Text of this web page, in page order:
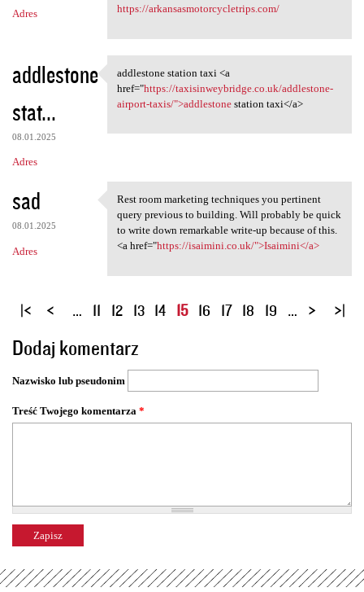
Adres
https://arkansasmotorcycletrips.com/
addlestone
stat...
08.01.2025
Adres
addlestone station taxi <a
addlestone station taxi <a
href="https://taxisinweybridge.co.uk/addlestone-
airport-taxis/">addlestonestation taxi</a>
sad
08.01.2025
Adres
Rest room marketing
Rest room marketing techniques you pertinent
query previous to building. Will probably be quick
to write down remarkable write-up because of this.
<a href="https://isaimini.co.uk/">Isaimini</a>
S
r
o
n
y
… 11 12 13 14 15 16 17 18 19 …
Dodaj komentarz
Nazwisko lub pseudonim
Treść Twojego komentarza *